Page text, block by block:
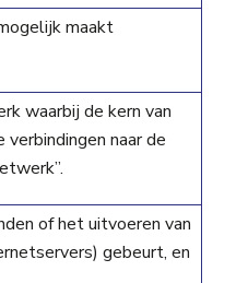
maakt
waarbij de kern van
naar de
of het uitvoeren van
gebeurt, en